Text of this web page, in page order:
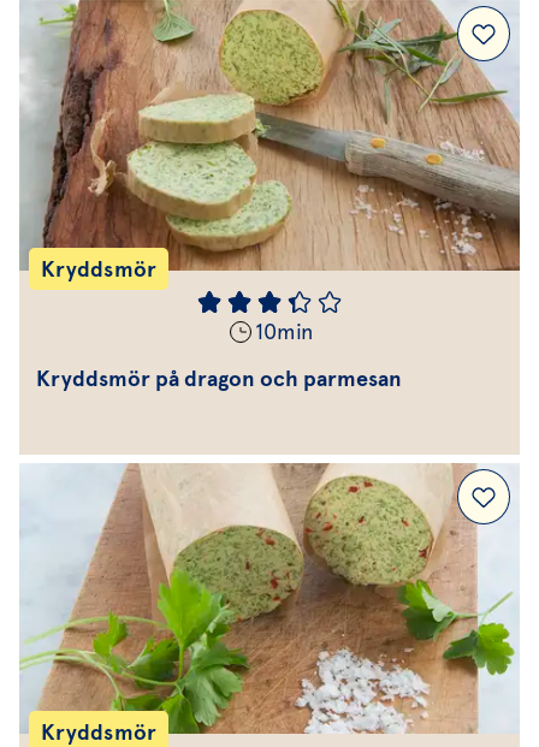
Kryddsmör
10min
Kryddsmör på dragon och parmesan
Kryddsmör